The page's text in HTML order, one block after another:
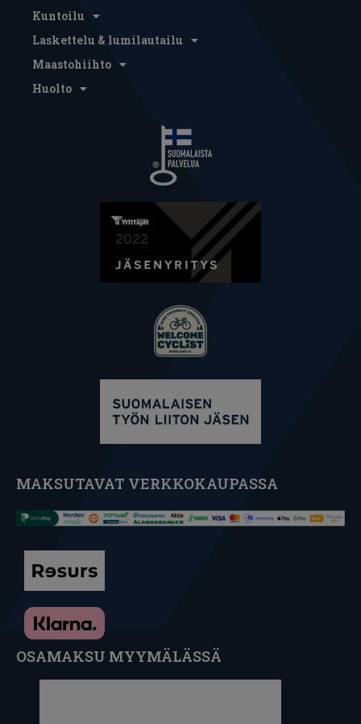
Kuntoilu
Laskettelu & lumilautailu
Maastohiihto
Huolto
MAKSUTAVAT VERKKOKAUPASSA
OSAMAKSU MYYMÄLÄSSÄ